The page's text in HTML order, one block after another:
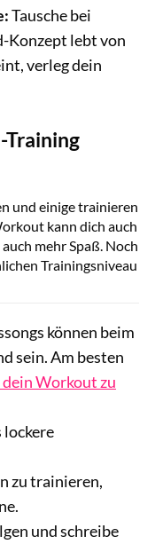
Tausche bei
Konzept lebt von
verleg dein
Training
und einige trainieren
kann dich auch
mehr Spaß. Noch
Trainingsniveau
können beim
sein. Am besten
Workout zu
lockere
zu trainieren,
und schreibe